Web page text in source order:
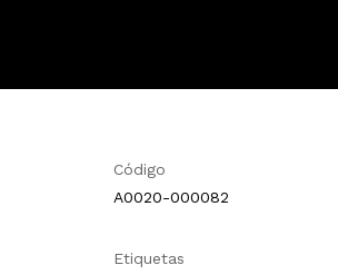
Código
A0020-000082
Etiquetas